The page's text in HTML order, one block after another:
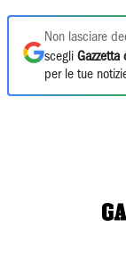
Non lasciare
scegli Gazzetta
per le tue